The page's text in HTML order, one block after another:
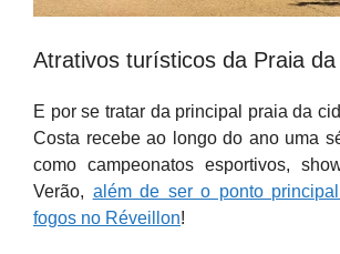
Atrativos turísticos da Praia
E por se tratar da principal praia da
Costa recebe ao longo do ano uma
como campeonatos esportivos,
Verão, além de ser o ponto
fogos no Réveillon!